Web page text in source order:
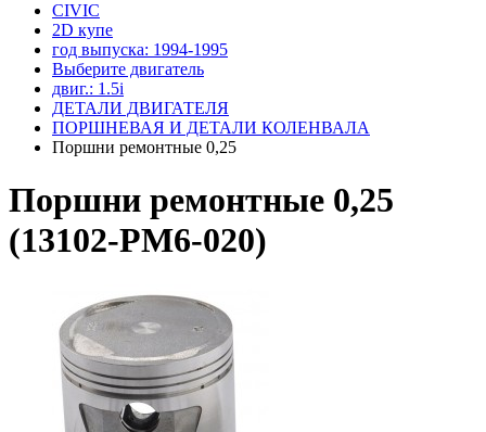
CIVIC
2D купе
год выпуска: 1994-1995
Выберите двигатель
двиг.: 1.5i
ДЕТАЛИ ДВИГАТЕЛЯ
ПОРШНЕВАЯ И ДЕТАЛИ КОЛЕНВАЛА
Поршни ремонтные 0,25
Поршни ремонтные 0,25
(13102-PM6-020)